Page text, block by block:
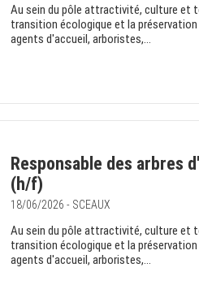
Au sein du pôle attractivité, culture et
transition écologique et la
agents d'accueil, arboristes,...
Responsable des arbres
(h/f)
18/06/2026 - SCEAUX
Au sein du pôle attractivité, culture et
transition écologique et la
agents d'accueil, arboristes,...